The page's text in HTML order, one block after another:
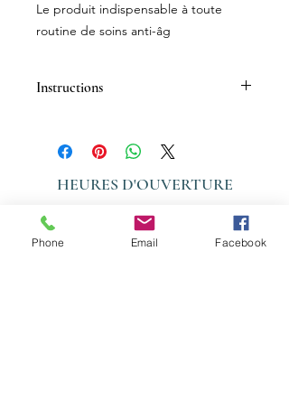
Le produit indispensable à toute
routine de soins anti-âg
Instructions
HEURES D'OUVERTURE
LUNDI - VENDREDI: 09:00 - 20:00
Phone Email Facebook